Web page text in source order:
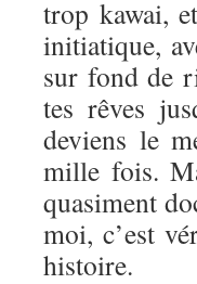
trop kawai,
initiatique,
sur fond de
tes rêves
deviens le
mille fois.
quasiment
moi, c’est
histoire.